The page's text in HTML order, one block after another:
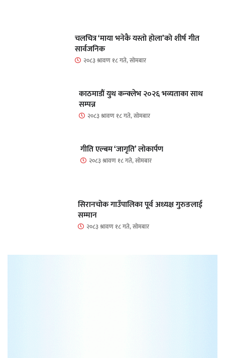
चलचित्र ‘माया भनेकै यस्तो होला’को शीर्ष गीत
सार्वजनिक
२०८३ श्रावण १८ गते, सोमबार
काठमाडौं युथ कन्क्लेभ २०२६ भव्यताका साथ
सम्पन्न
२०८३ श्रावण १८ गते, सोमबार
गीति एल्बम ‘जागृति’ लोकार्पण
२०८३ श्रावण १८ गते, सोमबार
सिरानचोक गाउँपालिका पूर्व अध्यक्ष गुरुङलाई
सम्मान
२०८३ श्रावण १८ गते, सोमबार